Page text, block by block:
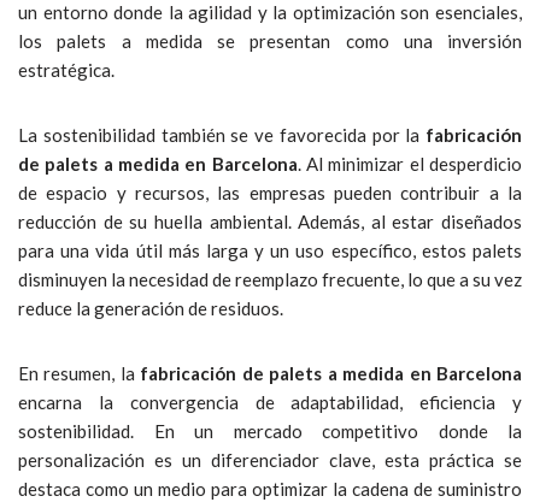
un entorno donde la agilidad y la optimización son esenciales,
los palets a medida se presentan como una inversión
estratégica.
La sostenibilidad también se ve favorecida por la fabricación
de palets a medida en Barcelona. Al minimizar el desperdicio
de espacio y recursos, las empresas pueden contribuir a la
reducción de su huella ambiental. Además, al estar diseñados
para una vida útil más larga y un uso específico, estos palets
disminuyen la necesidad de reemplazo frecuente, lo que a su vez
reduce la generación de residuos.
En resumen, la fabricación de palets a medida en Barcelona
encarna la convergencia de adaptabilidad, eficiencia y
sostenibilidad. En un mercado competitivo donde la
personalización es un diferenciador clave, esta práctica se
destaca como un medio para optimizar la cadena de suministro